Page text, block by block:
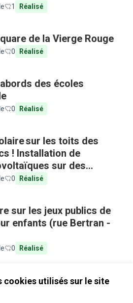
cookies utilisés sur le site
1 Réalisé
de la Vierge Rouge
0 Réalisé
des écoles
0 Réalisé
sur les toits des
! Installation de
sur des
0 Réalisé
sur les jeux publics de
enfants (rue Bertran -
0 Réalisé